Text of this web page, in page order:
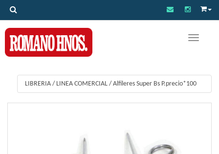
Toggle
LIBRERIA / LINEA COMERCIAL / Alfileres Super Bs P.precio*100